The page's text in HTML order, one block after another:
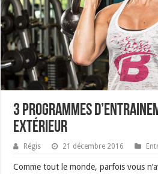
3 programmes
extérieur
Régis 21 décembre 2016
Comme tout le monde, parfois vous